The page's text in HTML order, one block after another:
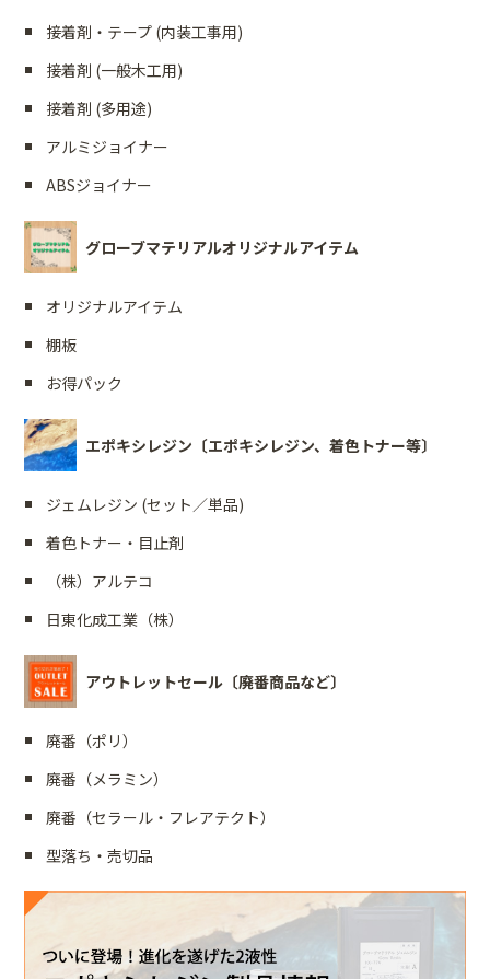
接着剤・テープ (内装工事用)
接着剤 (一般木工用)
接着剤 (多用途)
アルミジョイナー
ABSジョイナー
グローブマテリアルオリジナルアイテム
オリジナルアイテム
棚板
お得パック
エポキシレジン〔エポキシレジン、着色トナー等〕
ジェムレジン (セット／単品)
着色トナー・目止剤
（株）アルテコ
日東化成工業（株）
アウトレットセール〔廃番商品など〕
廃番（ポリ）
廃番（メラミン）
廃番（セラール・フレアテクト）
型落ち・売切品